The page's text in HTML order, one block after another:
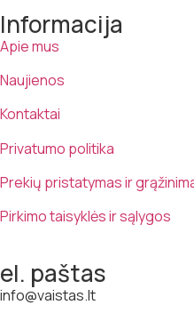
Informacija
Apie mus
Naujienos
Kontaktai
Privatumo politika
Prekių pristatymas ir
Pirkimo taisyklės ir sąlygos
el. paštas
info@vaistas.lt